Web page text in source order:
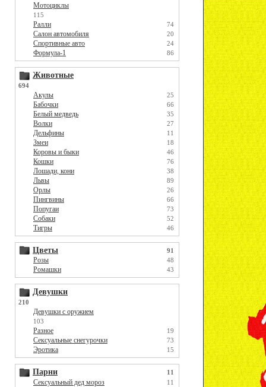
Мотоциклы
115
Ралли 74
Салон автомобиля 20
Спортивные авто 24
Формула-1 86
Животные
694
Акулы 25
Бабочки 66
Белый медведь 35
Волки 27
Дельфины 11
Змеи 18
Коровы и быки 46
Кошки 76
Лошади, кони 38
Львы 89
Орлы 26
Пингвины 66
Попугаи 73
Собаки 52
Тигры 46
Цветы 91
Розы 48
Ромашки 43
Девушки
210
Девушки с оружием
103
Разное 19
Сексуальные снегурочки 73
Эротика 15
Парни 11
Сексуальный дед мороз 11